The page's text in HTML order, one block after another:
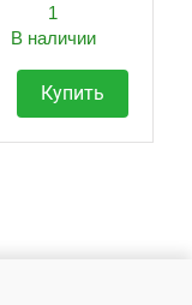
1
В наличии
Купить